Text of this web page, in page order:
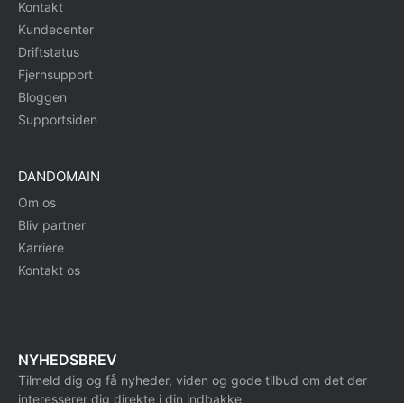
Kontakt
Kundecenter
Driftstatus
Fjernsupport
Bloggen
Supportsiden
DANDOMAIN
Om os
Bliv partner
Karriere
Kontakt os
NYHEDSBREV
Tilmeld dig og få nyheder, viden og gode tilbud om det der
interesserer dig direkte i din indbakke